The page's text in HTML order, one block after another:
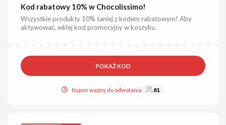
Kod rabatowy 10% w Chocolissimo!
Wszystkie produkty 10% taniej z kodem rabatowym! Aby
aktywować, wklej kod promocyjny w koszyku.
POKAŻ KOD
Kupon ważny do odwołania 81